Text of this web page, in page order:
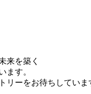
来を築く
ます。
リーをお待ちしていま